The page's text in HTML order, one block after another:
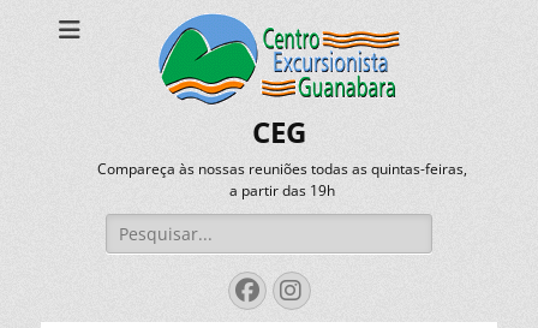
CEG
Compareça às nossas reuniões todas as quintas-feiras,
a partir das 19h
Pesquisar
por:
Facebook
Instagram